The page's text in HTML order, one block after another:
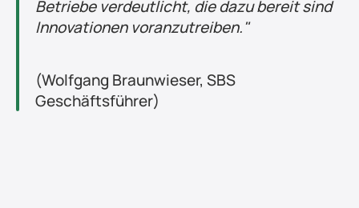
Betriebe verdeutlicht, die dazu bereit sind
Innovationen voranzutreiben."
(Wolfgang Braunwieser, SBS
Geschäftsführer)